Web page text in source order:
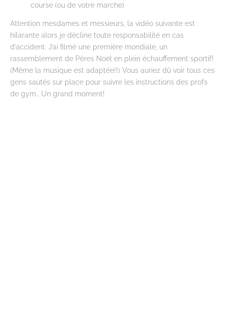
course (ou de votre marche)
Attention mesdames et messieurs, la vidéo suivante est
hilarante alors je décline toute responsabilité en cas
d’accident. J’ai filmé une première mondiale, un
rassemblement de Pères Noël en plein échauffement sportif!
(Même la musique est adaptée!!) Vous auriez dû voir tous ces
gens sautés sur place pour suivre les instructions des profs
de gym… Un grand moment!